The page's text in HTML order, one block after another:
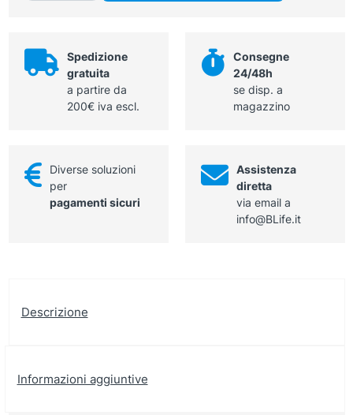
quantità
Spedizione
gratuita
a partire da
200€ iva escl.
Consegne
24/48h
se disp. a
magazzino
Diverse soluzioni
per
pagamenti sicuri
Assistenza
diretta
via email a
info@BLife.it
Descrizione
Informazioni aggiuntive